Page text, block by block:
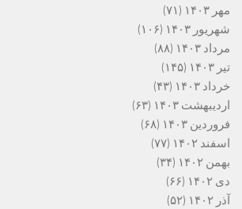
مهر ۱۴۰۳
(۷۱)
شهریور ۱۴۰۳
(۱۰۶)
مرداد ۱۴۰۳
(۸۸)
تیر ۱۴۰۳
(۱۴۵)
خرداد ۱۴۰۳
(۴۳)
اردیبهشت ۱۴۰۳
(۶۳)
فروردین ۱۴۰۳
(۶۸)
اسفند ۱۴۰۲
(۷۷)
بهمن ۱۴۰۲
(۳۴)
دی ۱۴۰۲
(۶۶)
آذر ۱۴۰۲
(۵۲)